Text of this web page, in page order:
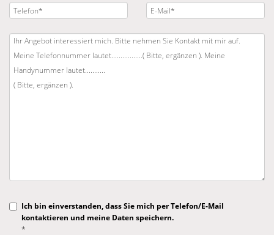
Ich bin einverstanden, dass Sie mich per Telefon/E-Mail
kontaktieren und meine Daten speichern.
*